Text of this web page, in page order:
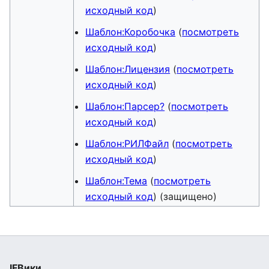
исходный код)
Шаблон:Коробочка (посмотреть
исходный код)
Шаблон:Лицензия (посмотреть
исходный код)
Шаблон:Парсер? (посмотреть
исходный код)
Шаблон:РИЛФайл (посмотреть
исходный код)
Шаблон:Тема (посмотреть
исходный код) (защищено)